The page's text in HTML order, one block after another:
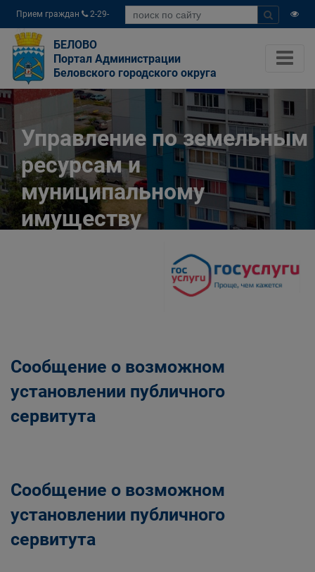
Прием граждан
2-29-
04
БЕЛОВО
Портал Администрации
Беловского городского округа
Управление по земельным
ресурсам и
муниципальному
имуществу
Беловского городского
Беловского городского округа
Управление по земельным ресурсам и
муниципальному имуществу Администрации
Беловского городского округа
Сообщение о возможном
установлении публичного
сервитута
Сообщение о возможном
установлении публичного
сервитута